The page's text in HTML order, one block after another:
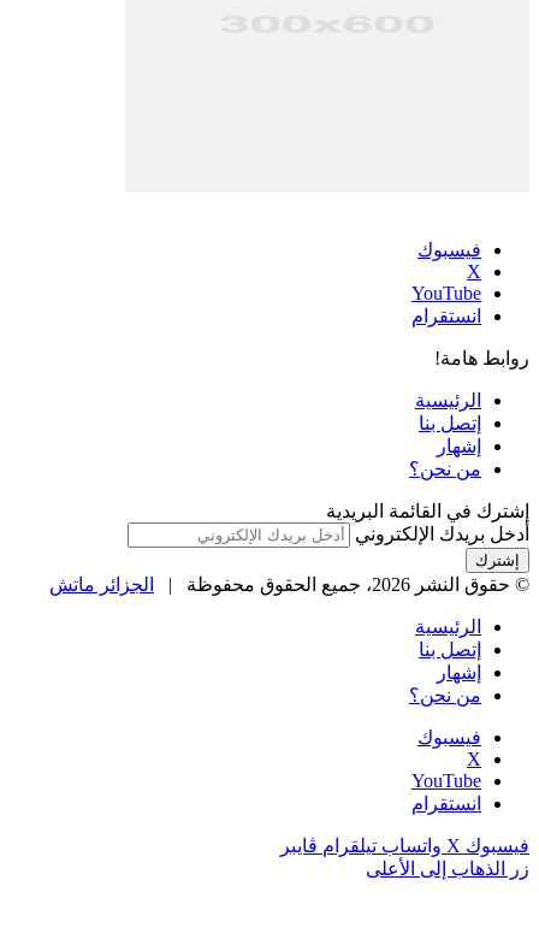
فيسبوك
‫X
‫YouTube
انستقرام
روابط هامة!
الرئيسية
إتصل بنا
إشهار
من نحن؟
إشترك في القائمة البريدية
أدخل بريدك الإلكتروني
© حقوق النشر 2026، جميع الحقوق محفوظة | الجزائر ماتش
الرئيسية
إتصل بنا
إشهار
من نحن؟
فيسبوك
‫X
‫YouTube
انستقرام
فيسبوك ‫X واتساب تيلقرام ڤايبر
زر الذهاب إلى الأعلى